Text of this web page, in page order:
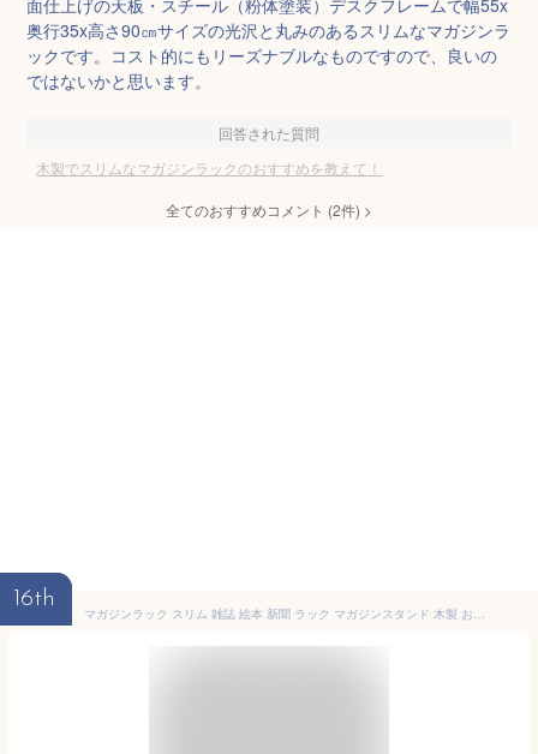
面仕上げの天板・スチール（粉体塗装）デスクフレームで幅55x
奥行35x高さ90㎝サイズの光沢と丸みのあるスリムなマガジンラ
ックです。コスト的にもリーズナブルなものですので、良いの
ではないかと思います。
回答された質問
木製でスリムなマガジンラックのおすすめを教えて！
全てのおすすめコメント (2件) >
16th
マガジンラック スリム 雑誌 絵本 新聞 ラック マガジンスタンド 木製 おしゃれ雑貨 BREAブレア